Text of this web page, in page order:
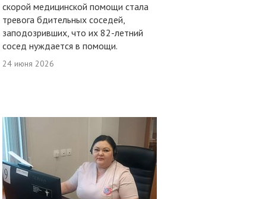
скорой медицинской помощи стала
тревога бдительных соседей,
заподозривших, что их 82-летний
сосед нуждается в помощи.
24 июня 2026